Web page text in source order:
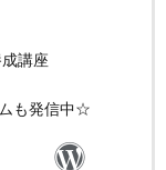
講座
も発信中☆